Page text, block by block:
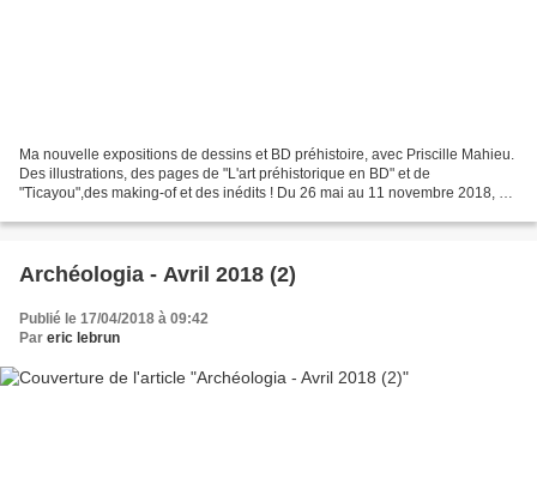
Ma nouvelle expositions de dessins et BD préhistoire, avec Priscille Mahieu.
Des illustrations, des pages de "L'art préhistorique en BD" et de
"Ticayou",des making-of et des inédits ! Du 26 mai au 11 novembre 2018, à
Archéologia - Avril 2018 (2)
Publié le 17/04/2018 à 09:42
Par eric lebrun